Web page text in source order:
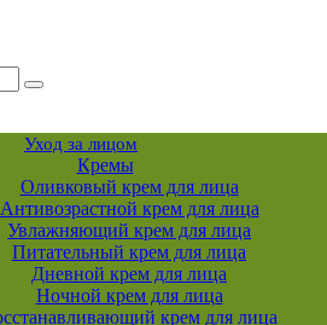
Уход за лицом
Кремы
Оливковый крем для лица
Антивозрастной крем для лица
Увлажняющий крем для лица
Питательный крем для лица
Дневной крем для лица
Ночной крем для лица
крем для лица